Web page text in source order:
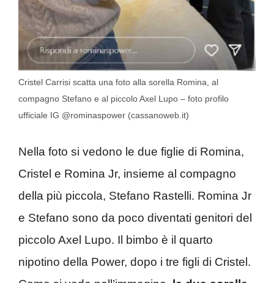
Cristel Carrisi scatta una foto alla sorella Romina, al
compagno Stefano e al piccolo Axel Lupo – foto profilo
ufficiale IG @rominaspower (cassanoweb.it)
Nella foto si vedono le due figlie di Romina,
Cristel e Romina Jr, insieme al compagno
della più piccola, Stefano Rastelli. Romina Jr
e Stefano sono da poco diventati genitori del
piccolo Axel Lupo. Il bimbo è il quarto
nipotino della Power, dopo i tre figli di Cristel.